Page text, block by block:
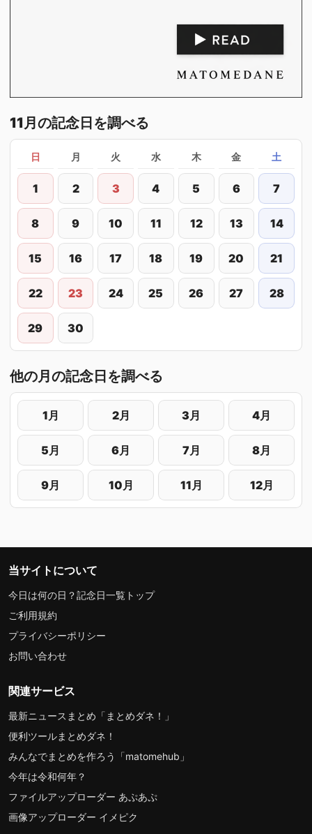
11月の記念日を調べる
日 月 火 水 木 金 土
1 2 3 4 5 6 7
8 9 10 11 12 13 14
15 16 17 18 19 20 21
22 23 24 25 26 27 28
29 30
他の月の記念日を調べる
1月 2月 3月 4月
5月 6月 7月 8月
9月 10月 11月 12月
当サイトについて
今日は何の日？記念日一覧トップ
ご利用規約
プライバシーポリシー
お問い合わせ
関連サービス
最新ニュースまとめ「まとめダネ！」
便利ツールまとめダネ！
みんなでまとめを作ろう「matomehub」
今年は令和何年？
ファイルアップローダー あぷあぷ
画像アップローダー イメピク